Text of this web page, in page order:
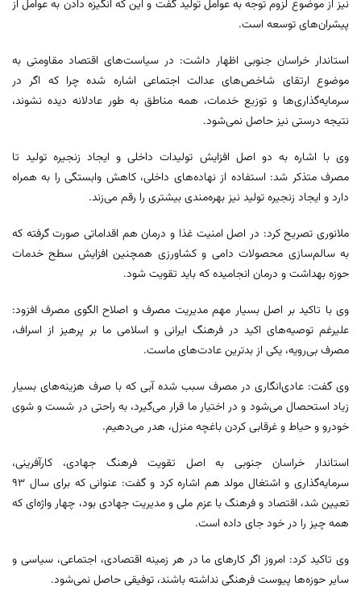
نیز از موضوع لزوم توجه به عوامل تولید گفت و این که انگیزه دادن به عوامل از
پیشران‌های توسعه است.
استاندار خراسان جنوبی اظهار داشت: در سیاست‌های اقتصاد مقاومتی به
موضوع ارتقای شاخص‌های عدالت اجتماعی اشاره شده چرا که اگر در
سرمایه‌گذاری‌ها و توزیع خدمات، همه مناطق به طور عادلانه دیده نشوند،
نتیجه درستی نیز حاصل نمی‌شود.
وی با اشاره به دو اصل افزایش تولیدات داخلی و ایجاد زنجیره تولید تا
مصرف متذکر شد: استفاده از نهاده‌های داخلی، کاهش وابستگی را به همراه
دارد و ایجاد زنجیره تولید نیز بهره‌مندی بیشتری را رقم می‌زند.
ملانوری تصریح کرد: در اصل امنیت غذا و درمان هم اقداماتی صورت گرفته که
به سالم‌سازی محصولات دامی و کشاورزی همچنین افزایش سطح خدمات
حوزه بهداشت و درمان انجامیده که باید تقویت شود.
وی با تاکید بر اصل بسیار مهم مدیریت مصرف و اصلاح الگوی مصرف افزود:
علیرغم توصیه‌های اکید در فرهنگ ایرانی و اسلامی ما بر پرهیز از اسراف،
مصرف بی‌رویه، یکی از بدترین عادت‌های ماست.
وی گفت: عادی‌انگاری در مصرف سبب شده آبی که با صرف هزینه‌های بسیار
زیاد استحصال می‌شود و در اختیار ما قرار می‌گیرد، به راحتی در شست و شوی
خودرو و حیاط و غرقابی کردن باغچه منزل، هدر می‌دهیم.
استاندار خراسان جنوبی به اصل تقویت فرهنگ جهادی، کارآفرینی،
سرمایه‌گذاری و اشتغال مولد هم اشاره کرد و گفت: عنوانی که برای سال ۹۳
تعیین شد، اقتصاد و فرهنگ با عزم ملی و مدیریت جهادی بود، چهار واژه‌ای که
همه چیز را در خود جای داده است.
وی تاکید کرد: امروز اگر کارهای ما در هر زمینه اقتصادی، اجتماعی، سیاسی و
سایر حوزه‌ها پیوست فرهنگی نداشته باشند، توفیقی حاصل نمی‌شود.